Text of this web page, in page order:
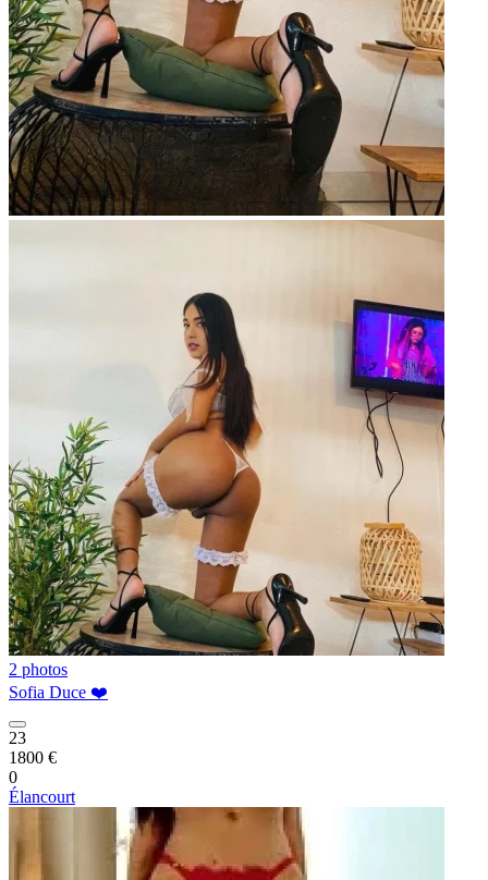
2 photos
Sofia Duce ❤️
23
1800 €
0
Élancourt